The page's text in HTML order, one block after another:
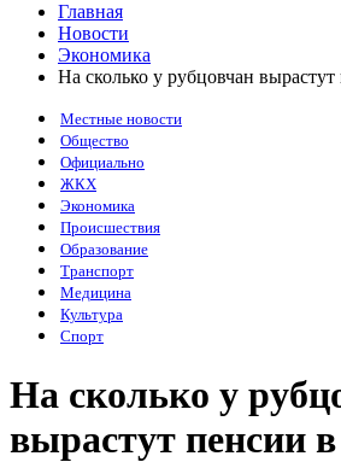
Главная
Новости
Экономика
На сколько у рубцовчан
Местные новости
Общество
Официально
ЖКХ
Экономика
Происшествия
Образование
Транспорт
Медицина
Культура
Спорт
На сколько у
вырастут пенсии